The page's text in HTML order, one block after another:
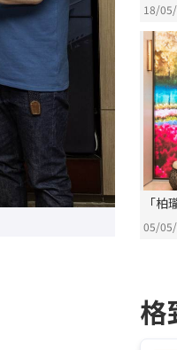
18/
「
05/
格